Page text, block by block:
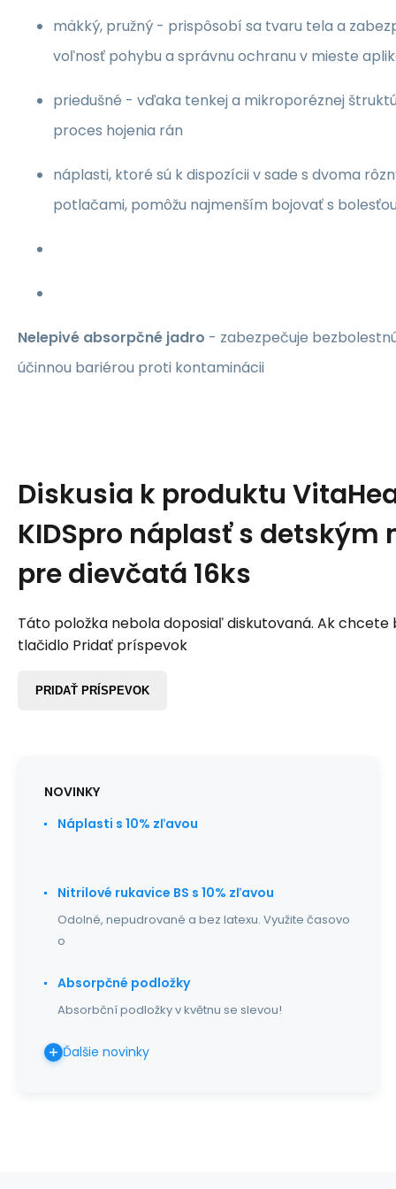
mäkký, pružný - prispôsobí sa tvaru tela a
voľnosť pohybu a správnu ochranu v mieste
priedušné - vďaka tenkej a mikroporéznej
proces hojenia rán
náplasti, ktoré sú k dispozícii v sade s dvoma
potlačami, pomôžu najmenším bojovať s
Nelepivé absorpčné jadro - zabezpečuje
účinnou bariérou proti kontaminácii
Diskusia k produktu
KIDSpro náplasť s
pre dievčatá 16ks
Táto položka nebola doposiaľ diskutovaná. Ak chcete
tlačidlo Pridať príspevok
PRIDAŤ PRÍSPEVOK
NOVINKY
Náplasti s 10% zľavou
Nitrilové rukavice BS s 10% zľavou
Odolné, nepudrované a bez latexu. Využite časovo
o
Absorpčné podložky
Absorbční podložky v květnu se slevou!
Ďalšie novinky